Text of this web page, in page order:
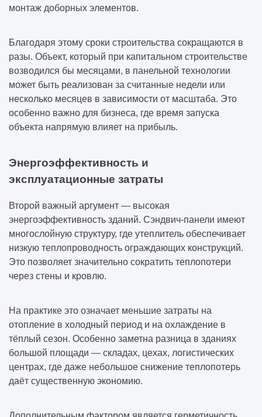
монтаж доборных элементов.
Благодаря этому сроки строительства сокращаются в
разы. Объект, который при капитальном строительстве
возводился бы месяцами, в панельной технологии
может быть реализован за считанные недели или
несколько месяцев в зависимости от масштаба. Это
особенно важно для бизнеса, где время запуска
объекта напрямую влияет на прибыль.
Энергоэффективность и
эксплуатационные затраты
Второй важный аргумент — высокая
энергоэффективность зданий. Сэндвич-панели имеют
многослойную структуру, где утеплитель обеспечивает
низкую теплопроводность ограждающих конструкций.
Это позволяет значительно сократить теплопотери
через стены и кровлю.
На практике это означает меньшие затраты на
отопление в холодный период и на охлаждение в
тёплый сезон. Особенно заметна разница в зданиях
большой площади — складах, цехах, логистических
центрах, где даже небольшое снижение теплопотерь
даёт существенную экономию.